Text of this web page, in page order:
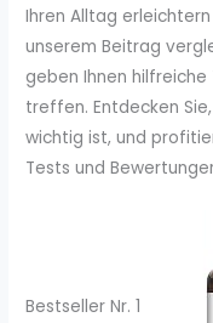
Ihren Alltag
unserem Beitrag
geben Ihnen
treffen. Entdecken
wichtig ist, und
Tests und
Bestseller Nr. 1